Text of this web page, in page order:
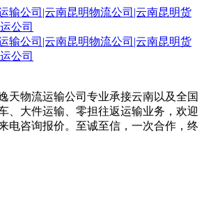
天物流运输公司专业承接云南以及全国
、大件运输、零担往返运输业务，欢迎
电咨询报价。至诚至信，一次合作，终